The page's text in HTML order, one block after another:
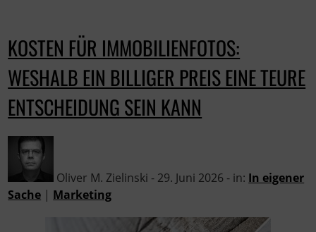
KOSTEN FÜR IMMOBILIENFOTOS:
WESHALB EIN BILLIGER PREIS EINE TEURE
ENTSCHEIDUNG SEIN KANN
Oliver M. Zielinski - 29. Juni 2026 - in: In eigener
Sache | Marketing